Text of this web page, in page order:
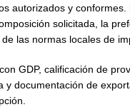
autorizados y
solicitada, la
las normas locales de
GDP, calificación de
documentación de